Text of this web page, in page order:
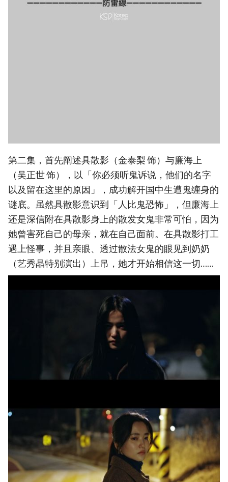
第二集，首先阐述具散影（金泰梨 饰）与廉海上
（吴正世 饰），以「你必须听鬼诉说，他们的名字
以及留在这里的原因」，成功解开国中生遭鬼缠身的
谜底。虽然具散影意识到「人比鬼恐怖」，但廉海上
还是深信附在具散影身上的散发女鬼非常可怕，因为
她曾害死自己的母亲，就在自己面前。在具散影打工
遇上怪事，并且亲眼、透过散法女鬼的眼见到奶奶
（艺秀晶特别演出）上吊，她才开始相信这一切……